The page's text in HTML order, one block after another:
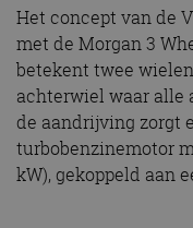
Het concept van de
met de Morgan 3
betekent twee
achterwiel waar alle
de aandrijving zorgt
turbobenzinemotor
kW), gekoppeld aan